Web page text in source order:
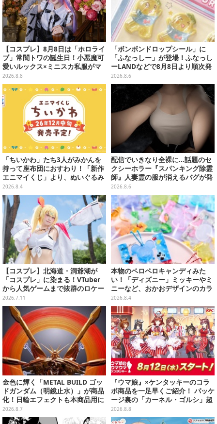
【コスプレ】8月8日は「ホロライ
ブ」常闇トワの誕生日！小悪魔可
愛いルックス×ミニスカ私服がマ
ジ天使すぎな美女レイヤーまとめ
【写真45枚】
2026.8.8
「ボンボンドロップシール」に
「ふなっしー」が登場！ふなっし
ーLANDなどで8月8日より順次発
売
2026.8.6
「ちいかわ」たち3人がみかんを
持って座布団におすわり！「新作
エニマイくじ」より、ぬいぐるみ
画像が初公開
2026.8.4
配信でいきなり全裸に…話題のセ
クシーホラー『スパンキング除霊
師』人妻霊の服が消えるバグが発
生。「丸裸になる現象を泣きなが
ら修正しました」と現在はアプデ
済み
2026.8.6
【コスプレ】北海道・洞爺湖が
「コスプレ」に染まる！VTuber
から人気ゲームまで抜群のロケー
ションも必見な美女レイヤー10選
【写真45枚】
2026.7.11
本物のペロペロキャンディみた
い！「ディズニー」ミッキーやミ
ニーなど、おかおデザインのカラ
フルチャーム全10種が8月31日発
売
2026.8.4
金色に輝く「METAL BUILD ゴッ
ドガンダム（明鏡止水）」が商品
化！日輪エフェクトも本商品用に
刷新した豪華仕様
2026.8.7
『ウマ娘』×ケンタッキーのコラ
ボ商品を一足早くご紹介！ パッケ
ージ裏の「カーネル・ゴルシ」超
長文コラボ告知は必見、オリジナ
ル商品はガツンと来るにんにくが
2026.8.8